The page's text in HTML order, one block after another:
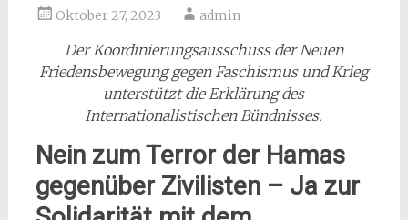
Oktober 27, 2023 admin
Der Koordinierungsausschuss der Neuen
Friedensbewegung gegen Faschismus und Krieg
unterstützt die Erklärung des
Internationalistischen Bündnisses.
Nein zum Terror der Hamas
gegenüber Zivilisten – Ja zur